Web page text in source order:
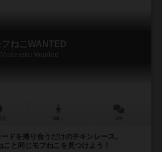
フねこWANTED
Mofuneko Wanted
ドを捲り合うだけのチキンレース。
と同じモフねこを見つけよう！